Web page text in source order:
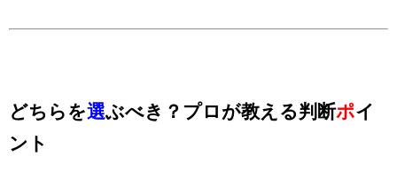
どちらを選ぶべき？プロが教える判断ポイ
ント